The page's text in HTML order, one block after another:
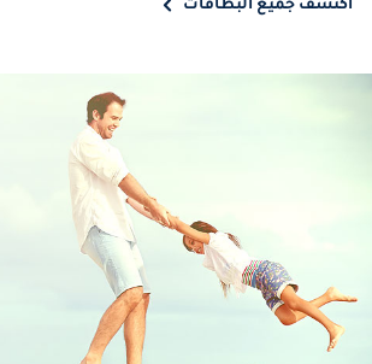
اكتشف جميع البطاقات